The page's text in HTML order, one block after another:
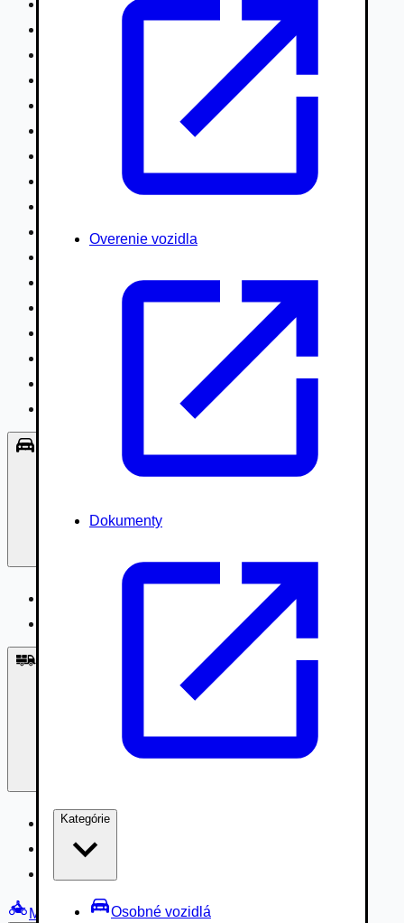
Overenie vozidla
Dokumenty
Kategórie
Osobné vozidlá
Nákladné vozidlá nad 7,5t
Vodné/Snežné skútre, štvorkolky
Poľnohospodárske vozidlá / stroje
Hydraulické ruky autožeriavy
Špeciály/nosiče kontajnerov
Návesy/prívesy nadstavby
Lode/člny, lietadlá/vznášadlá
Príslušenstvo, Oblečenie
Nákladné vozidlá 3,5 - 7,5t
Nákladné vozidlá nad 7,5t
Motocykle